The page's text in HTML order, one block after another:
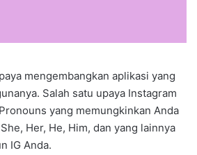
mengembangkan aplikasi yang
Salah satu upaya Instagram
yang memungkinkan Anda
Her, He, Him, dan yang lainnya
IG Anda.